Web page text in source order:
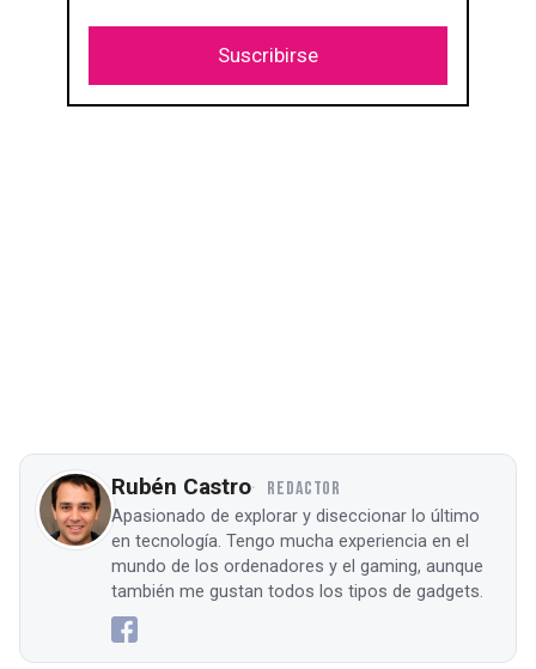
Suscribirse
Rubén Castro REDACTOR
Apasionado de explorar y diseccionar lo último
en tecnología. Tengo mucha experiencia en el
mundo de los ordenadores y el gaming, aunque
también me gustan todos los tipos de gadgets.